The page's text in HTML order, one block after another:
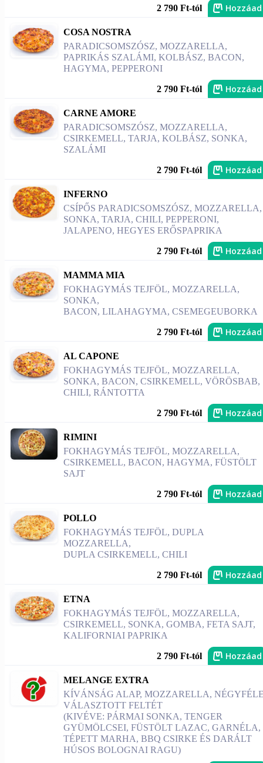
2 790 Ft-tól Hozzáad
COSA NOSTRA
PARADICSOMSZÓSZ, MOZZARELLA,
PAPRIKÁS SZALÁMI, KOLBÁSZ, BACON,
HAGYMA, PEPPERONI
2 790 Ft-tól Hozzáad
CARNE AMORE
PARADICSOMSZÓSZ, MOZZARELLA,
CSIRKEMELL, TARJA, KOLBÁSZ, SONKA,
SZALÁMI
2 790 Ft-tól Hozzáad
INFERNO
CSÍPŐS PARADICSOMSZÓSZ, MOZZARELLA,
SONKA, TARJA, CHILI, PEPPERONI,
JALAPENO, HEGYES ERŐSPAPRIKA
2 790 Ft-tól Hozzáad
MAMMA MIA
FOKHAGYMÁS TEJFÖL, MOZZARELLA,
SONKA,
BACON, LILAHAGYMA, CSEMEGEUBORKA
2 790 Ft-tól Hozzáad
AL CAPONE
FOKHAGYMÁS TEJFÖL, MOZZARELLA,
SONKA, BACON, CSIRKEMELL, VÖRÖSBAB,
CHILI, RÁNTOTTA
2 790 Ft-tól Hozzáad
RIMINI
FOKHAGYMÁS TEJFÖL, MOZZARELLA,
CSIRKEMELL, BACON, HAGYMA, FÜSTÖLT
SAJT
2 790 Ft-tól Hozzáad
POLLO
FOKHAGYMÁS TEJFÖL, DUPLA
MOZZARELLA,
DUPLA CSIRKEMELL, CHILI
2 790 Ft-tól Hozzáad
ETNA
FOKHAGYMÁS TEJFÖL, MOZZARELLA,
CSIRKEMELL, SONKA, GOMBA, FETA SAJT,
KALIFORNIAI PAPRIKA
2 790 Ft-tól Hozzáad
MELANGE EXTRA
KÍVÁNSÁG ALAP, MOZZARELLA,
VÁLASZTOTT FELTÉT
(KIVÉVE: PÁRMAI SONKA, TENGER
GYÜMÖLCSEI, FÜSTÖLT LAZAC, GARNÉLA,
TÉPETT MARHA, BBQ CSIRKE ÉS DARÁLT
HÚSOS BOLOGNAI RAGU)